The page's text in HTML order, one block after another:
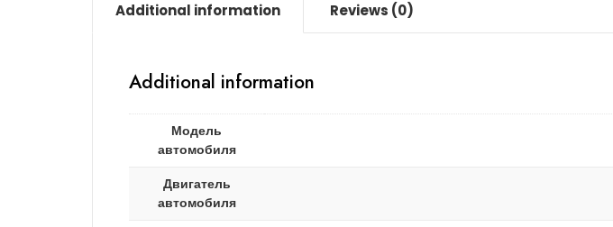
Additional information Reviews (0)
Additional information
Модель
автомобиля
Двигатель
автомобиля